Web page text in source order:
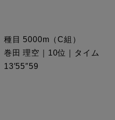
種目 5000m（C組）
巻田 理空｜10位｜タイム
13′55″59